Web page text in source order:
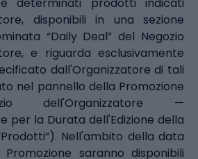
disponibili in una sezione
“Daily Deal” del Negozio
e riguarda esclusivamente
dall'Organizzatore di tali
nel pannello della Promozione
dell'Organizzatore —
per la Durata dell'Edizione della
Nell'ambito della data
Promozione saranno disponibili